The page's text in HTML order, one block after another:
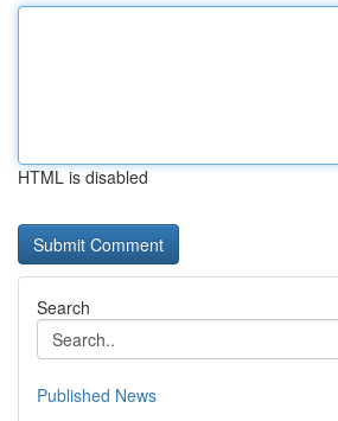
HTML is disabled
Search
Published News